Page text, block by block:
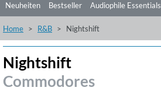
Neuheiten Bestseller Audiophile Essentials
Hörtipps Top Alben Angebote
Home R&B Nightshift
Nightshift
Commodores